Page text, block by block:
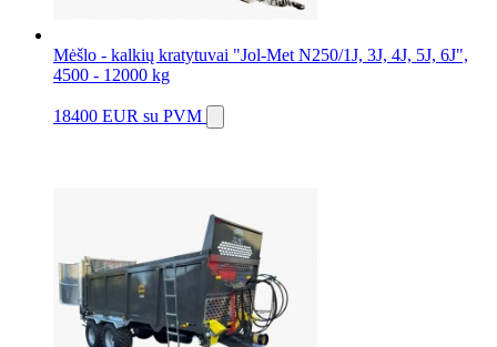
Mėšlo - kalkių kratytuvai "Jol-Met N250/1J, 3J, 4J, 5J, 6J",
4500 - 12000 kg
18400 EUR su PVM